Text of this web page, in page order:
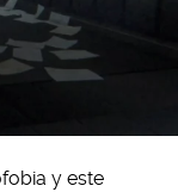
y este